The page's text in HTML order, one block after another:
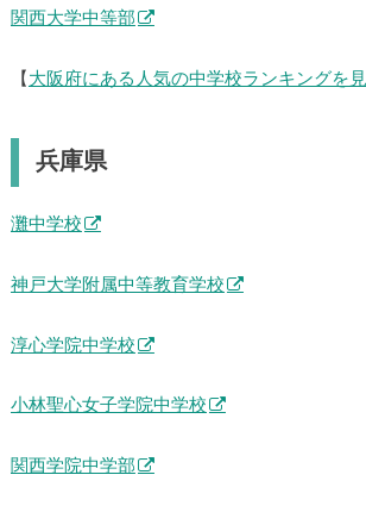
関西大学中等部
【 大阪府にある人気の中学校ランキングを
兵庫県
灘中学校
神戸大学附属中等教育学校
淳心学院中学校
小林聖心女子学院中学校
関西学院中学部